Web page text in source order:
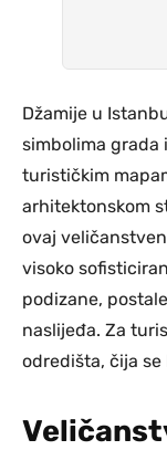
Džamije u
simbolima grada
turističkim
arhitektonskom
ovaj
visoko
podizane,
naslijeđa. Za
odredišta, čija